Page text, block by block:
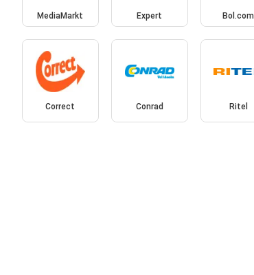
MediaMarkt Expert Bol.com
Correct Conrad Ritel